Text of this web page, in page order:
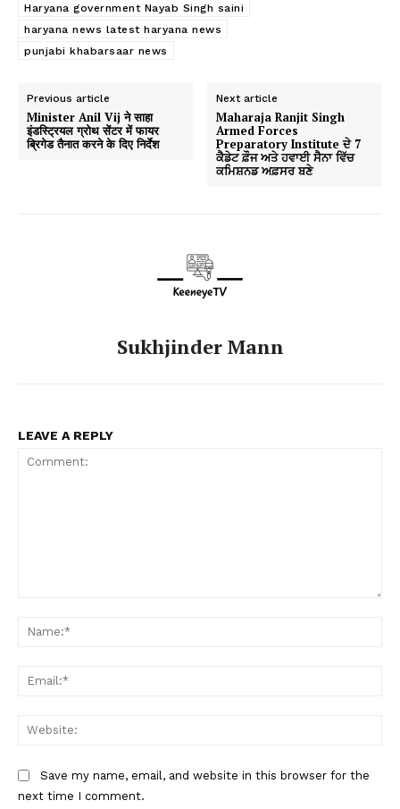
Haryana government Nayab Singh saini
haryana news latest haryana news
punjabi khabarsaar news
Previous article
Minister Anil Vij ने साहा
इंडस्ट्रियल ग्रोथ सेंटर में फायर
ब्रिगेड तैनात करने के दिए निर्देश
Next article
Maharaja Ranjit Singh
Armed Forces
Preparatory Institute ਦੇ 7
ਕੈਡੇਟ ਫ਼ੌਜ ਅਤੇ ਹਵਾਈ ਸੈਨਾ ਵਿੱਚ
ਕਮਿਸ਼ਨਡ ਅਫ਼ਸਰ ਬਣੇ
Sukhjinder Mann
LEAVE A REPLY
Save my name, email, and website in this browser for the
next time I comment.